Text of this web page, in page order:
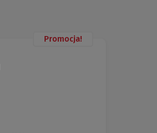
Promocja!